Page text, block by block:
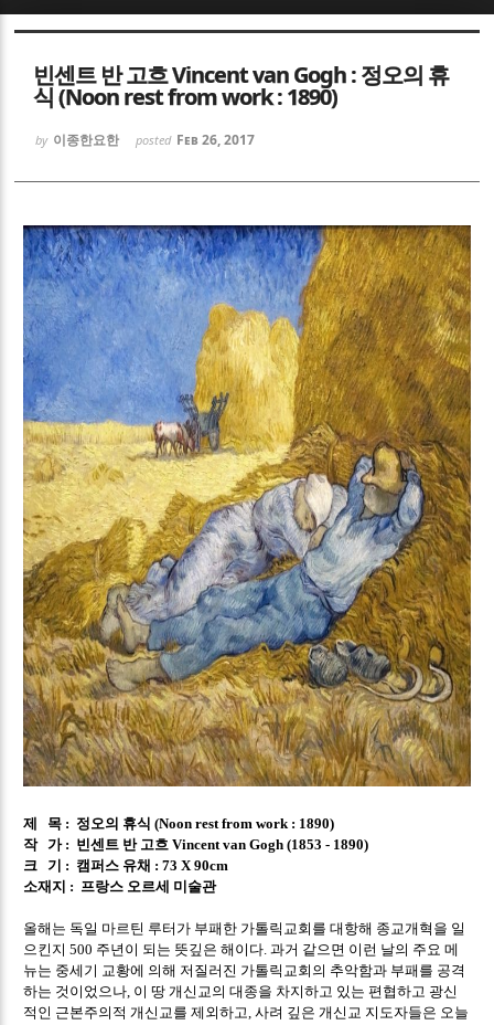
빈센트 반 고흐 Vincent van Gogh : 정오의 휴
식 (Noon rest from work : 1890)
by 이종한요한 posted Feb 26, 2017
제 목 : 정오의 휴식(Noon rest from work : 1890)
작 가 : 빈센트 반 고흐Vincent van Gogh (1853 - 1890)
크 기 : 캠퍼스 유채 : 73 X 90cm
소재지 : 프랑스 오르세 미술관
올해는 독일 마르틴 루터가 부패한 가톨릭교회를 대항해 종교개혁을 일
으킨지500 주년이 되는 뜻깊은 해이다 .과거 같으면 이런 날의 주요 메
뉴는 중세기 교황에 의해 저질러진 가톨릭교회의 추악함과 부패를 공격
하는 것이었으나 이 땅 개신교의 대종을 차지하고 있는 편협하고 광신
적인 근본주의적 개신교를 제외하고 ,사려 깊은 개신교 지도자들은 오늘
Sketchbook5, 스케치북5
Sketchbook5, 스케치북5
Sketchbook5, 스케치북5
Sketchbook5, 스케치북5